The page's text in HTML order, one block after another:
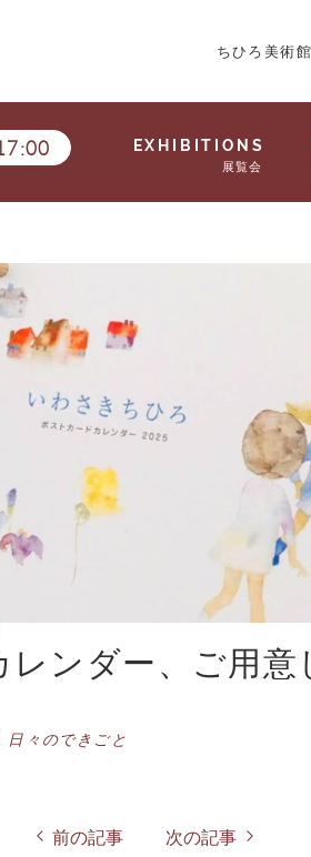
ちひろ美術
EXHIBITIONS
展覧会
ンダー、ご用意
日々のできごと
前の記事 次の記事